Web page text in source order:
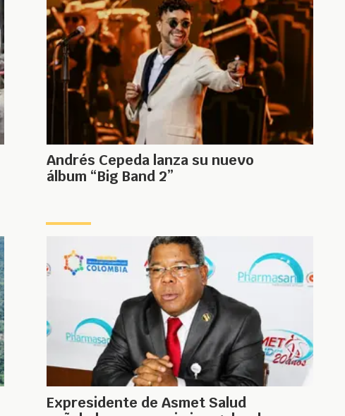
Andrés Cepeda lanza su nuevo
álbum “Big Band 2”
Expresidente de Asmet Salud